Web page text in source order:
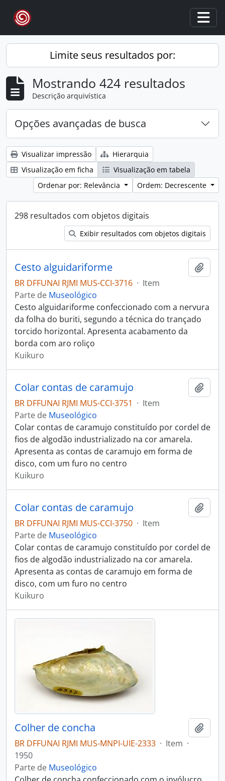
Skip to main content
Limite seus resultados por:
Mostrando 424 resultados
Descrição arquivística
Opções avançadas de busca
Visualizar impressão
Hierarquia
Visualização em ficha
Visualização em tabela
Ordenar por: Relevância
Ordem: Decrescente
298 resultados com objetos digitais
Exibir resultados com objetos digitais
Cesto alguidariforme
BR DFFUNAI RJMI MUS-CCI-3716 · Item
Parte de Museológico
Cesto alguidariforme confeccionado com a nervura
da folha do buriti, segundo a técnica do trançado
torcido horizontal. Apresenta acabamento da
borda com aro roliço
Kuikuro
Colar contas de caramujo
BR DFFUNAI RJMI MUS-CCI-3751 · Item
Parte de Museológico
Colar contas de caramujo constituído por cordel de
fios de algodão industrializado na cor amarela.
Apresenta as contas de caramujo em forma de
disco, com um furo no centro
Kuikuro
Colar contas de caramujo
BR DFFUNAI RJMI MUS-CCI-3750 · Item
Parte de Museológico
Colar contas de caramujo constituído por cordel de
fios de algodão industrializado na cor amarela.
Apresenta as contas de caramujo em forma de
disco, com um furo no centro
Kuikuro
Colher de concha
BR DFFUNAI RJMI MUS-MNPI-UIE-2333 · Item ·
1950
Parte de Museológico